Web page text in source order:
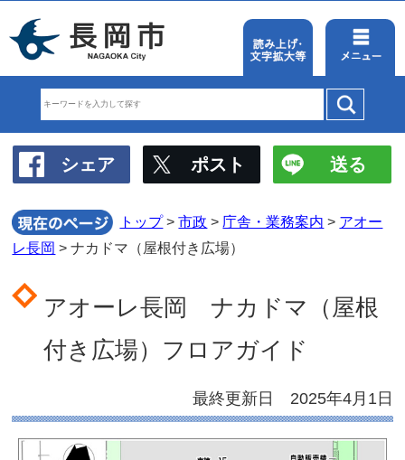
シェア ポスト
トップ > 市政> 庁舎・
レ長岡> ナカドマ（屋根付き広場）
アオーレ長岡 ナカ